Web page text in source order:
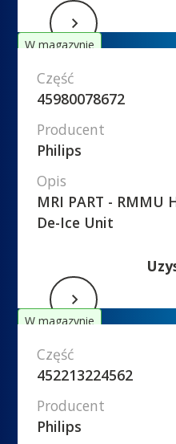
W magazynie
Część
45980078672
Producent
Philips
Opis
MRI PART - RMMU
De-Ice Unit
W magazynie
Część
452213224562
Producent
Philips